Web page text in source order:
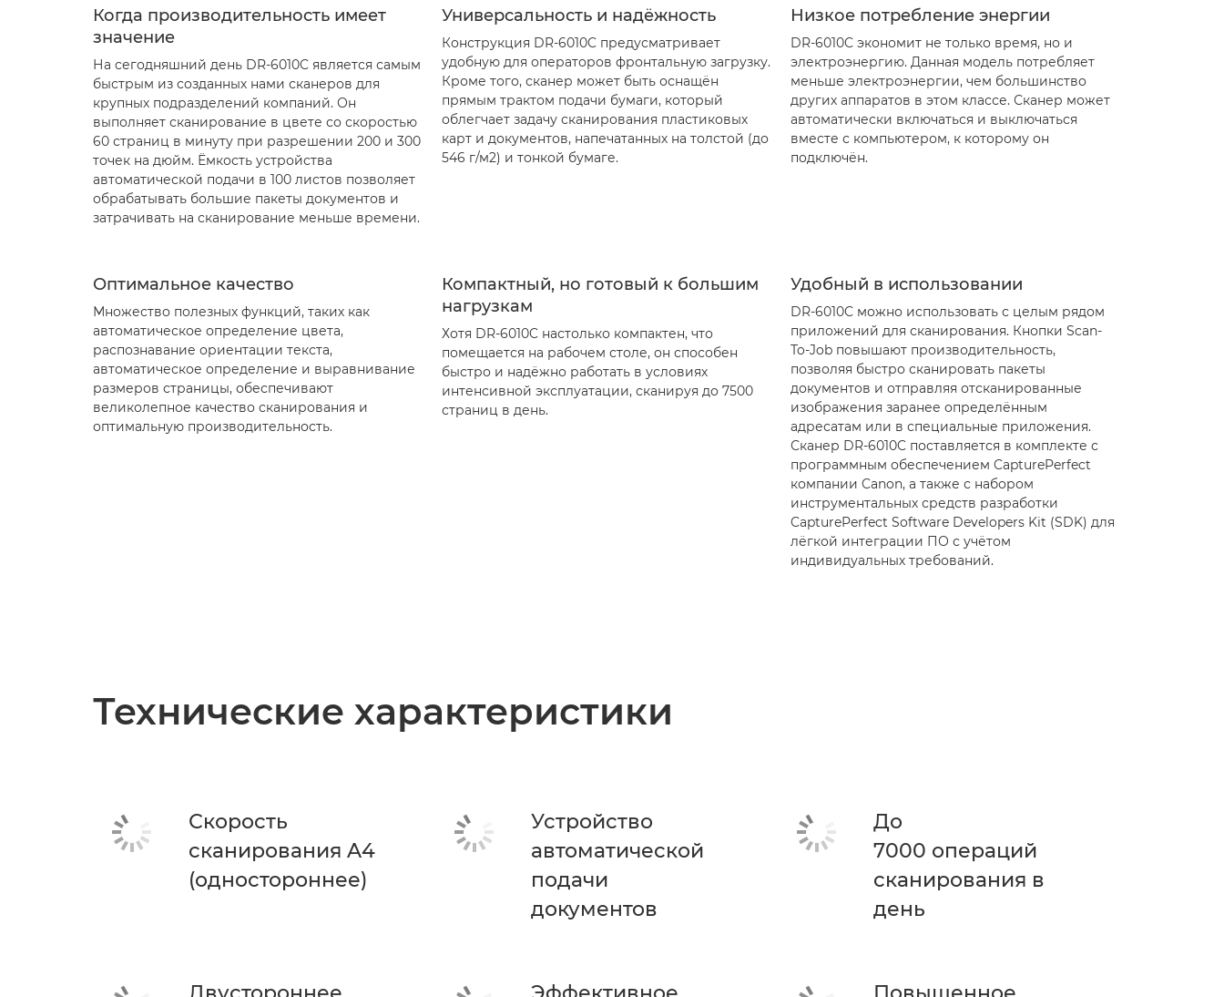
Когда производительность имеет
значение
На сегодняшний день DR-6010C является самым
быстрым из созданных нами сканеров для
крупных подразделений компаний. Он
выполняет сканирование в цвете со скоростью
60 страниц в минуту при разрешении 200 и 300
точек на дюйм. Ёмкость устройства
автоматической подачи в 100 листов позволяет
обрабатывать большие пакеты документов и
затрачивать на сканирование меньше времени.
Универсальность и надёжность
Конструкция DR-6010C предусматривает
удобную для операторов фронтальную загрузку.
Кроме того, сканер может быть оснащён
прямым трактом подачи бумаги, который
облегчает задачу сканирования пластиковых
карт и документов, напечатанных на толстой (до
546 г/м2) и тонкой бумаге.
Низкое потребление энергии
DR-6010C экономит не только время, но и
электроэнергию. Данная модель потребляет
меньше электроэнергии, чем большинство
других аппаратов в этом классе. Сканер может
автоматически включаться и выключаться
вместе с компьютером, к которому он
подключён.
Оптимальное качество
Множество полезных функций, таких как
автоматическое определение цвета,
распознавание ориентации текста,
автоматическое определение и выравнивание
размеров страницы, обеспечивают
великолепное качество сканирования и
оптимальную производительность.
Компактный, но готовый к большим
нагрузкам
Хотя DR-6010C настолько компактен, что
помещается на рабочем столе, он способен
быстро и надёжно работать в условиях
интенсивной эксплуатации, сканируя до 7500
страниц в день.
Удобный в использовании
DR-6010C можно использовать с целым рядом
приложений для сканирования. Кнопки Scan-
To-Job повышают производительность,
позволяя быстро сканировать пакеты
документов и отправляя отсканированные
изображения заранее определённым
адресатам или в специальные приложения.
Сканер DR-6010C поставляется в комплекте с
программным обеспечением CapturePerfect
компании Canon, а также с набором
инструментальных средств разработки
CapturePerfect Software Developers Kit (SDK) для
лёгкой интеграции ПО с учётом
индивидуальных требований.
Технические характеристики
Скорость
сканирования A4
(одностороннее)
Устройство
автоматической
подачи
документов
До
7000 операций
сканирования в
день